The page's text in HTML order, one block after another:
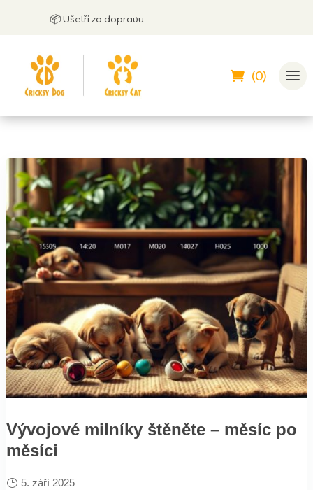
📦 Ušetři za dopravu
(0)
Vývojové milníky štěněte – měsíc po
měsíci
5. září 2025